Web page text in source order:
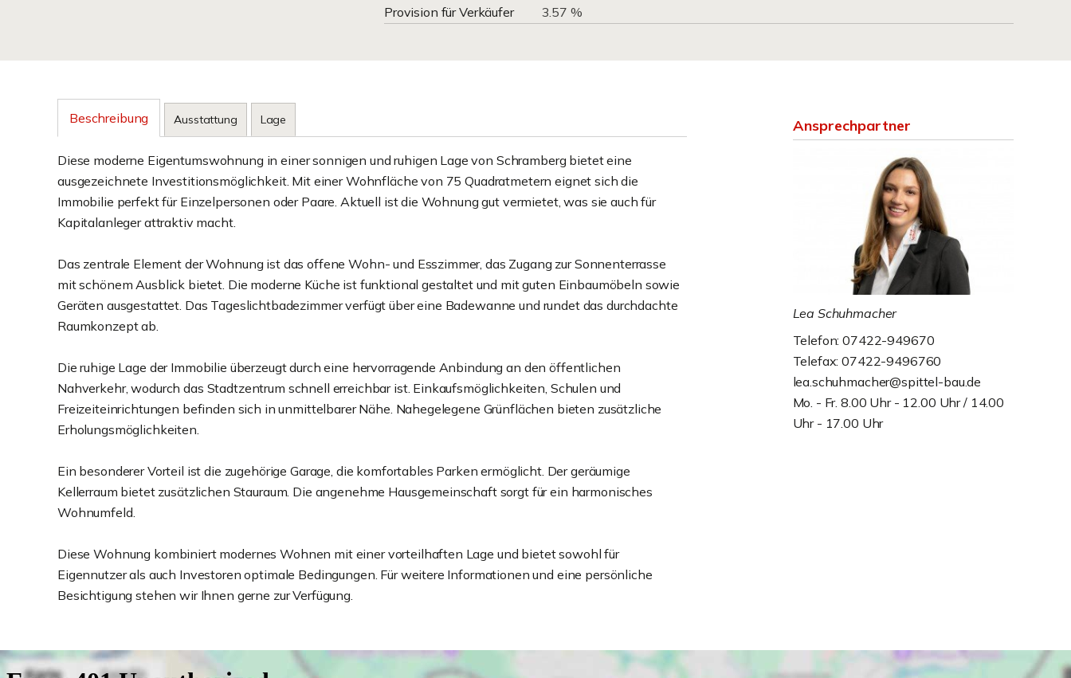
Provision für Verkäufer
3.57 %
Beschreibung Ausstattung Lage
Diese moderne Eigentumswohnung in einer sonnigen und ruhigen Lage von Schramberg bietet eine
ausgezeichnete Investitionsmöglichkeit. Mit einer Wohnfläche von 75 Quadratmetern eignet sich die
Immobilie perfekt für Einzelpersonen oder Paare. Aktuell ist die Wohnung gut vermietet, was sie auch für
Kapitalanleger attraktiv macht.
Das zentrale Element der Wohnung ist das offene Wohn- und Esszimmer, das Zugang zur Sonnenterrasse
mit schönem Ausblick bietet. Die moderne Küche ist funktional gestaltet und mit guten Einbaumöbeln sowie
Geräten ausgestattet. Das Tageslichtbadezimmer verfügt über eine Badewanne und rundet das durchdachte
Raumkonzept ab.
Die ruhige Lage der Immobilie überzeugt durch eine hervorragende Anbindung an den öffentlichen
Nahverkehr, wodurch das Stadtzentrum schnell erreichbar ist. Einkaufsmöglichkeiten, Schulen und
Freizeiteinrichtungen befinden sich in unmittelbarer Nähe. Nahegelegene Grünflächen bieten zusätzliche
Erholungsmöglichkeiten.
Ein besonderer Vorteil ist die zugehörige Garage, die komfortables Parken ermöglicht. Der geräumige
Kellerraum bietet zusätzlichen Stauraum. Die angenehme Hausgemeinschaft sorgt für ein harmonisches
Wohnumfeld.
Diese Wohnung kombiniert modernes Wohnen mit einer vorteilhaften Lage und bietet sowohl für
Eigennutzer als auch Investoren optimale Bedingungen. Für weitere Informationen und eine persönliche
Besichtigung stehen wir Ihnen gerne zur Verfügung.
Ansprechpartner
Lea Schuhmacher
Telefon: 07422-949670
Telefax: 07422-9496760
lea.schuhmacher@spittel-bau.de
Mo. - Fr. 8.00 Uhr - 12.00 Uhr / 14.00
Uhr - 17.00 Uhr